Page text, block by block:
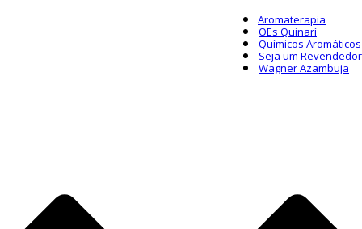
Aromaterapia
OEs Quinarí
Químicos Aromáticos
Seja um Revendedor
Wagner Azambuja